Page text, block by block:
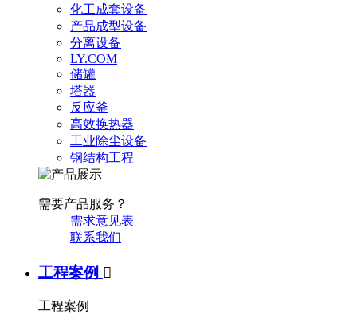
化工成套设备
产品成型设备
分离设备
LY.COM
储罐
塔器
反应釜
高效换热器
工业除尘设备
钢结构工程
需要产品服务？
需求意见表
联系我们
工程案例 
工程案例